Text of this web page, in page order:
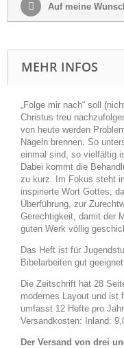
Auf meine
MEHR INFOS
„Folge mir nach“ soll
Christus treu
von heute werden
Nägeln brennen. So
einmal sind, so vielfältig
Dabei kommt die
zu kurz. Im Fokus steht
inspirierte Wort Gottes,
Überführung, zur
Gerechtigkeit, damit der
guten Werk völlig
Das Heft ist für
Bibelarbeiten gut geeignet.
Die Zeitschrift hat 28
modernes Layout und ist
umfasst 12 Hefte pro Jahr.
Versandkosten: Inland:
Der Versand von drei